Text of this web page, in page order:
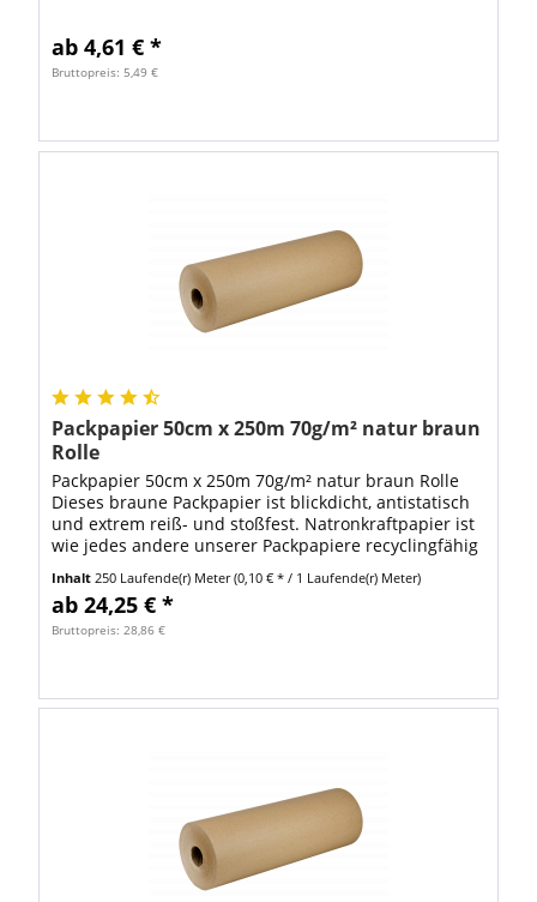
ab 4,61 € *
Bruttopreis: 5,49 €
Packpapier 50cm x 250m 70g/m² natur braun
Rolle
Packpapier 50cm x 250m 70g/m² natur braun Rolle
Dieses braune Packpapier ist blickdicht, antistatisch
und extrem reiß- und stoßfest. Natronkraftpapier ist
wie jedes andere unserer Packpapiere recyclingfähig
Inhalt 250 Laufende(r) Meter(0,10 € * / 1 Laufende(r) Meter)
ab 24,25 € *
Bruttopreis: 28,86 €